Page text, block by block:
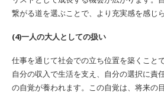
繋がる道を選ぶことで、より充実感を感じ
(4)一人の大人としての扱い
仕事を通じて社会での立ち位置を築くこと
自分の収入で生活を支え、自分の選択に責
の自覚が養われます。この自覚は、将来の